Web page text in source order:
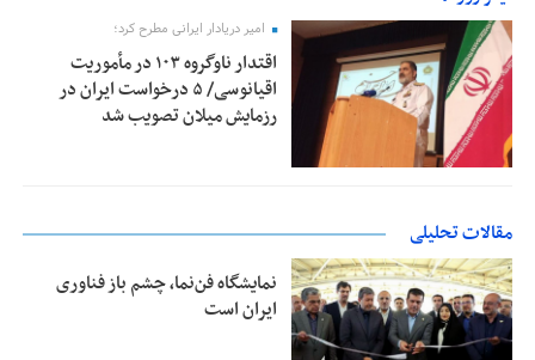
امیر دریادار ایرانی مطرح کرد؛
اقتدار ناوگروه ۱۰۳ در مأموریت‌
اقیانوسی/ ۵ درخواست ایران در
رزمایش میلان تصویب شد
مقالات تحلیلی
نمایشگاه فن‌نما، چشم باز فناوری
ایران است